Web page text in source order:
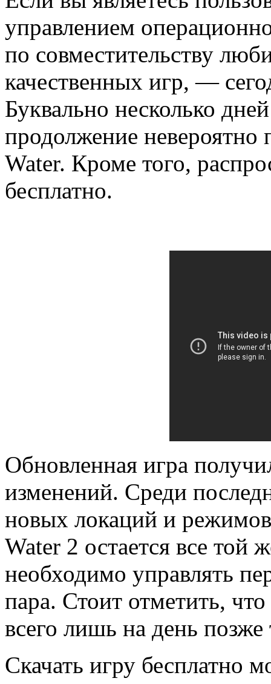
управлением
по совместительству
качественных игр, —
Буквально несколько
продолжение
Water. Кроме того,
бесплатно.
Обновленная игра
изменений. Среди
новых локаций и
Water 2 остается все той
необходимо управлять
пара. Стоит отметить,
всего лишь на день позже
Скачать игру бесплатно